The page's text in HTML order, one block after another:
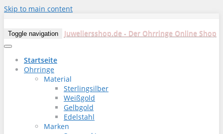
Skip to main content
Toggle navigation Juweliersshop.de - Der Ohrringe Online Shop
Startseite
Ohrringe
Material
Sterlingsilber
Weißgold
Gelbgold
Edelstahl
Marken